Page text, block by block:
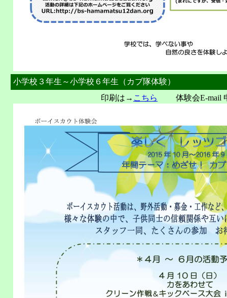
小学校３年生～小学校６年生（カブ隊体験）
印刷は→ こちら 体験会E-mail